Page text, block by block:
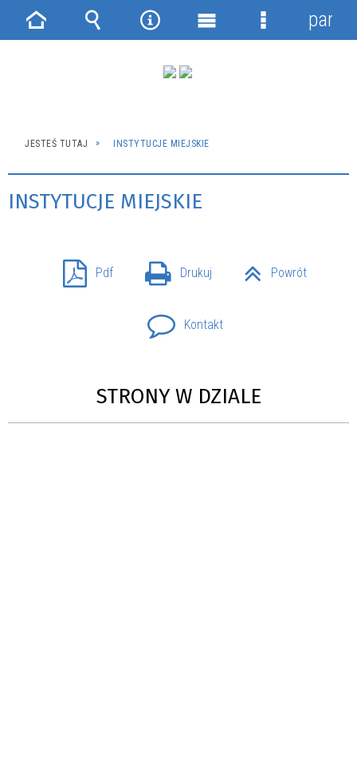
JESTEŚ TUTAJ INSTYTUCJE MIEJSKIE
INSTYTUCJE MIEJSKIE
Pdf Drukuj Powrót
Kontakt
STRONY W DZIALE
Strona Wyszukiwarka
NarzędziaMenu
Menu
panel